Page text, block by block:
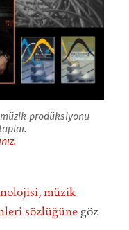
prodüksiyonu
müzik
sözlüğünegöz